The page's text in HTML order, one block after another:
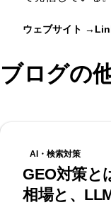
ウェブサイト →
ブログの
AI・検索対策
GEO対策と
相場と、